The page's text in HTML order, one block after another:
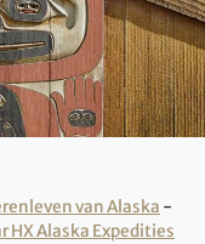
van Alaska -
HX Alaska Expedities